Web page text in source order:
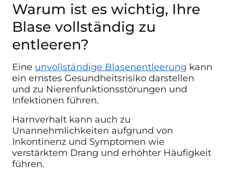
Warum ist es wichtig, Ihre
Blase vollständig zu
entleeren?
Eine unvollständige Blasenentleerung kann
ein ernstes Gesundheitsrisiko darstellen
und zu Nierenfunktionsstörungen und
Infektionen führen.
Harnverhalt kann auch zu
Unannehmlichkeiten aufgrund von
Inkontinenz und Symptomen wie
verstärktem Drang und erhöhter Häufigkeit
führen.